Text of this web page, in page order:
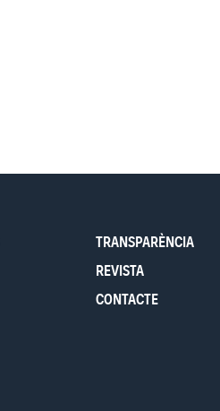
TRANSPARÈNCIA
REVISTA
CONTACTE